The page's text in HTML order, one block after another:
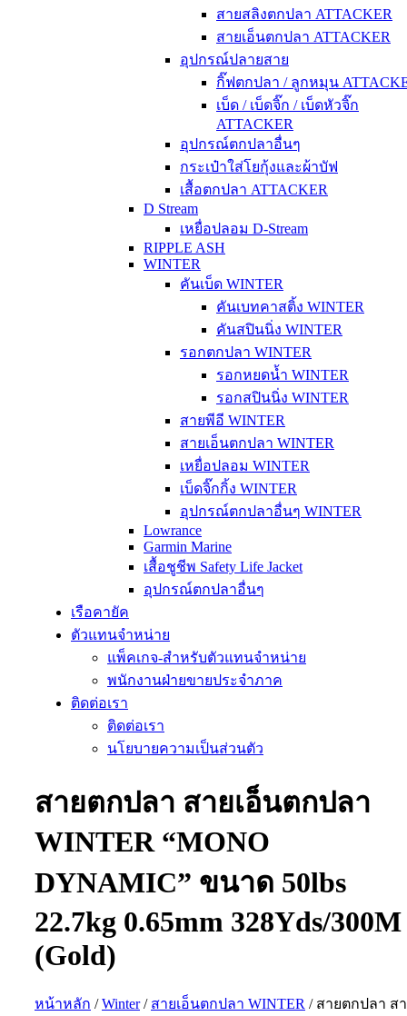
สายสลิงตกปลา ATTACKER
สายเอ็นตกปลา ATTACKER
อุปกรณ์ปลายสาย
กิ๊ฟตกปลา / ลูกหมุน
เบ็ด / เบ็ดจิ๊ก / เบ็ดหัวจิ๊ก
ATTACKER
อุปกรณ์ตกปลาอื่นๆ
กระเป๋าใส่โยกุ้งและผ้าบัฟ
เสื้อตกปลา ATTACKER
D Stream
เหยื่อปลอม D-Stream
RIPPLE ASH
WINTER
คันเบ็ด WINTER
คันเบทคาสติ้ง WINTER
คันสปินนิ่ง WINTER
รอกตกปลา WINTER
รอกหยดน้ำ WINTER
รอกสปินนิ่ง WINTER
สายพีอี WINTER
สายเอ็นตกปลา WINTER
เหยื่อปลอม WINTER
เบ็ดจิ๊กกิ้ง WINTER
อุปกรณ์ตกปลาอื่นๆ WINTER
Lowrance
Garmin Marine
เสื้อชูชีพ Safety Life Jacket
อุปกรณ์ตกปลาอื่นๆ
เรือคายัค
ตัวแทนจำหน่าย
แพ็คเกจ-สำหรับตัวแทนจำหน่าย
พนักงานฝ่ายขายประจำภาค
ติดต่อเรา
ติดต่อเรา
นโยบายความเป็นส่วนตัว
สายตกปลา สายเอ็นตกปลา
WINTER “MONO
DYNAMIC” ขนาด 50lbs
22.7kg 0.65mm 328Yds/300M
(Gold)
หน้าหลัก /Winter/ สายเอ็นตกปลา WINTER / สายตกปลา ส